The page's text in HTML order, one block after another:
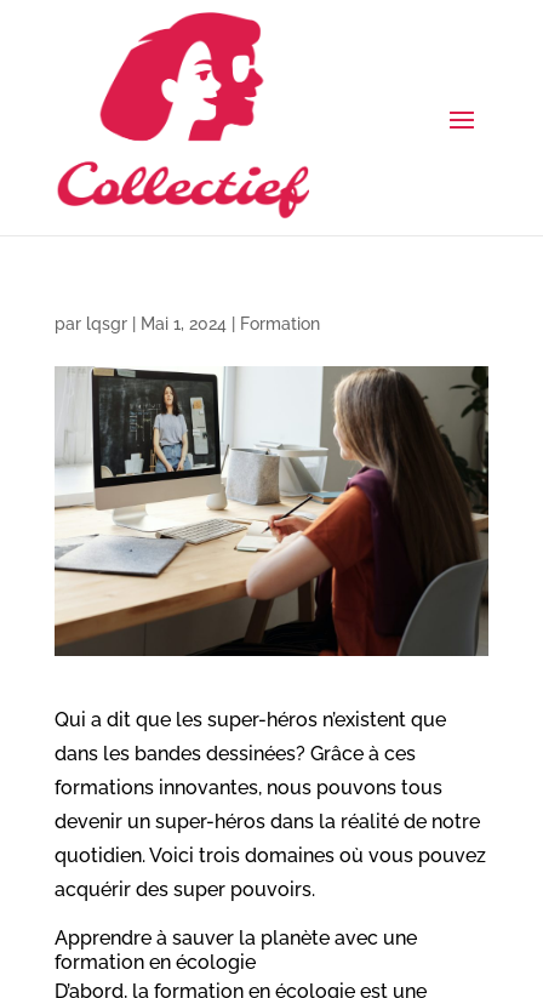
par lqsgr| Mai 1, 2024 Formation
Qui a dit que les super-héros n’existent que
dans les bandes dessinées? Grâce à ces
formations innovantes, nous pouvons tous
devenir un super-héros dans la réalité de notre
quotidien. Voici trois domaines où vous pouvez
acquérir des super pouvoirs.
Apprendre à sauver la planète avec une
formation en écologie
D’abord, la formation en écologie est une